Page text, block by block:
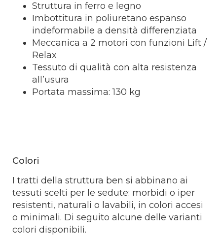
Struttura in ferro e legno
Imbottitura in poliuretano espanso
indeformabile a densità differenziata
Meccanica a 2 motori con funzioni Lift /
Relax
Tessuto di qualità con alta resistenza
all’usura
Portata massima: 130 kg
Colori
I tratti della struttura ben si abbinano ai
tessuti scelti per le sedute: morbidi o iper
resistenti, naturali o lavabili, in colori accesi
o minimali. Di seguito alcune delle varianti
colori disponibili.